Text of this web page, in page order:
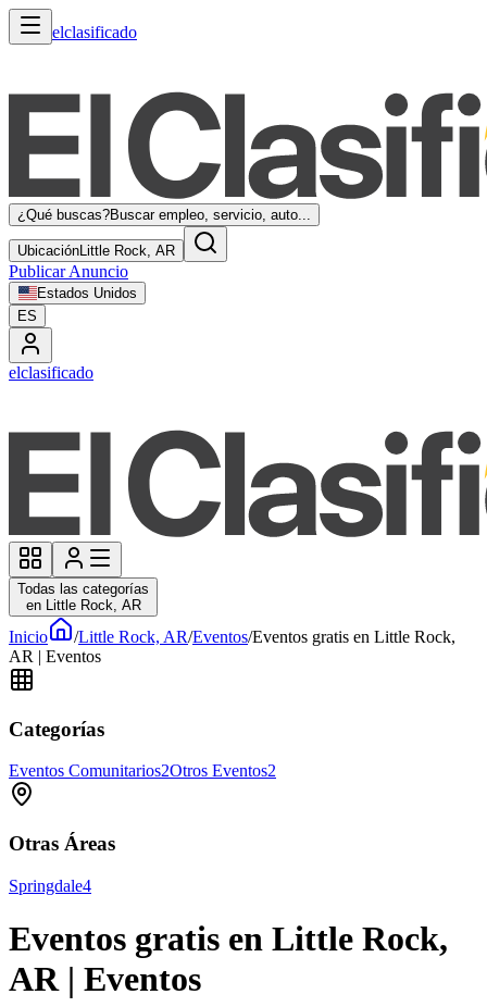
elclasificado
¿Qué buscas?Buscar empleo, servicio, auto...
UbicaciónLittle Rock, AR
Publicar Anuncio
Estados Unidos
ES
elclasificado
Todas las categorías
en Little Rock, AR
Inicio /Little Rock, AR/Eventos/Eventos gratis en Little Rock,
AR | Eventos
Categorías
Eventos Comunitarios2Otros Eventos2
Otras Áreas
Springdale4
Eventos gratis en Little Rock,
AR | Eventos